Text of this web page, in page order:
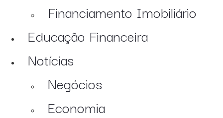
Financiamento Imobiliário
Educação Financeira
Notícias
Negócios
Economia